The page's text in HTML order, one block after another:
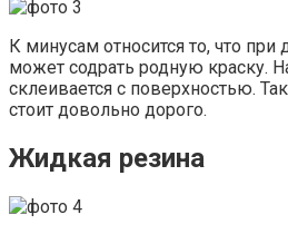
К минусам относится то, что
может содрать родную краску.
склеивается с поверхностью.
стоит довольно дорого.
Жидкая резина